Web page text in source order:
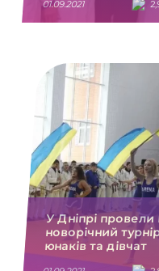
01.09.2021
У Дніпрі
новорічний
юнаків та дівчат